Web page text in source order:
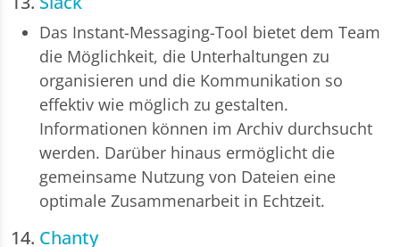
Das Instant-Messaging-Tool bietet dem Team
die Möglichkeit, die Unterhaltungen zu
organisieren und die Kommunikation so
effektiv wie möglich zu gestalten.
Informationen können im Archiv durchsucht
werden. Darüber hinaus ermöglicht die
gemeinsame Nutzung von Dateien eine
optimale Zusammenarbeit in Echtzeit.
14. Chanty